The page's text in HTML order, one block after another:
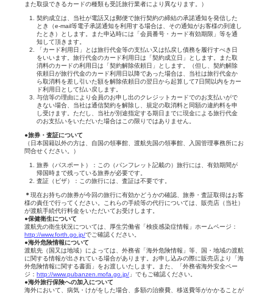
また取扱できるカードの種類も受託旅行業者により異なります。）
契約成立は、当社が電話又は郵便で旅行契約の締結の承諾通知を発信した
とき（e-mail等電子承諾通知を利用する場合は、その通知がお客様の到達し
たとき）とします。また申込時には「会員番号・カード有効期限」等を通
知して頂きます。
「カード利用日」とは旅行代金等の支払い又は払戻し債務を履行すべき日
をいいます。旅行代金のカード利用日は「契約成立日」とします。また取
消料のカードの利用日は「契約解除依頼日」とします。（但し、契約解除
依頼日が旅行代金のカード利用日以降であった場合は、当社は旅行代金か
ら取消料を差し引いた額を解除依頼日の翌日から起算して7日間以内をカー
ド利用日として払い戻します。
与信等の理由により会員のお申し出のクレジットカードでのお支払いがで
きない場合、当社は通信契約を解除し、規定の取消料と同額の違約料を申
し受けます。ただし、当社が別途指定する期日までに現金による旅行代金
のお支払いをいただいた場合はこの限りではありません。
●旅券・査証について
（日本国籍以外の方は、自国の領事館、渡航先国の領事館、入国管理事務所にお
問合せください。）
旅券（パスポート）：この（パンフレット記載の）旅行には、有効期間が
帰国時まで残っている旅券が必要です。
査証（ビザ）：この旅行には、査証は不要です。
＊現在お持ちの旅券が今回の旅行に有効かどうかの確認、旅券・査証取得はお客
様の責任で行ってください。これらの手続等の代行については、販売店（当社）
が渡航手続代行料金をいただいてお受けします。
●保健衛生について
渡航先の衛生状況については、厚生労働省「検疫感染症情報」ホームページ：
http://www.forth.go.jp/でご確認ください。
●海外危険情報について
渡航先（国又は地域）によっては、外務省「海外危険情報」等、国・地域の渡航
に関する情報が出されている場合があります。お申し込みの際に販売店より「海
外危険情報に関する書面」をお渡しいたします。また、「外務省海外安全ペー
ジ： http://www.pubanzen.mofa.go.jp/ 」でもご確認ください。
●海外旅行保険への加入について
海外において、病気・けがをした場合、多額の治療費、移送費等がかかることが